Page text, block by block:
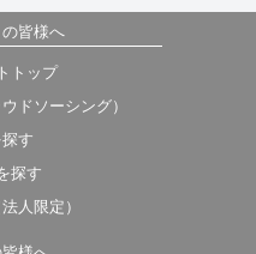
皆様へ
トップ
ドソーシング）
す
探す
人限定）